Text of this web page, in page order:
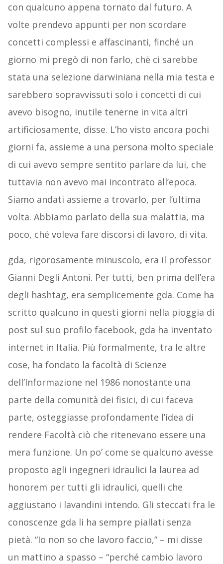
con qualcuno appena tornato dal futuro. A
volte prendevo appunti per non scordare
concetti complessi e affascinanti, finché un
giorno mi pregò di non farlo, chė ci sarebbe
stata una selezione darwiniana nella mia testa e
sarebbero sopravvissuti solo i concetti di cui
avevo bisogno, inutile tenerne in vita altri
artificiosamente, disse. L’ho visto ancora pochi
giorni fa, assieme a una persona molto speciale
di cui avevo sempre sentito parlare da lui, che
tuttavia non avevo mai incontrato all’epoca.
Siamo andati assieme a trovarlo, per l’ultima
volta. Abbiamo parlato della sua malattia, ma
poco, ché voleva fare discorsi di lavoro, di vita.
gda, rigorosamente minuscolo, era il professor
Gianni Degli Antoni. Per tutti, ben prima dell’era
degli hashtag, era semplicemente gda. Come ha
scritto qualcuno in questi giorni nella pioggia di
post sul suo profilo facebook, gda ha inventato
internet in Italia. Più formalmente, tra le altre
cose, ha fondato la facoltà di Scienze
dell’Informazione nel 1986 nonostante una
parte della comunità dei fisici, di cui faceva
parte, osteggiasse profondamente l’idea di
rendere Facoltà ciò che ritenevano essere una
mera funzione. Un po’ come se qualcuno avesse
proposto agli ingegneri idraulici la laurea ad
honorem per tutti gli idraulici, quelli che
aggiustano i lavandini intendo. Gli steccati fra le
conoscenze gda li ha sempre piallati senza
pietà. “Io non so che lavoro faccio,” – mi disse
un mattino a spasso – “perché cambio lavoro